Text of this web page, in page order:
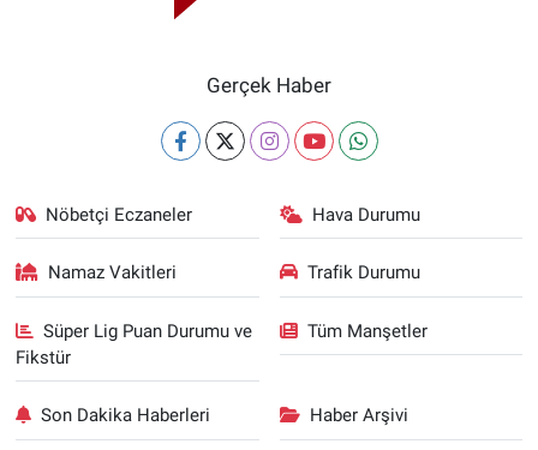
Gerçek Haber
Nöbetçi Eczaneler Hava Durumu
Namaz Vakitleri Trafik Durumu
Süper Lig Puan Durumu ve
Fikstür
Tüm Manşetler
Son Dakika Haberleri Haber Arşivi